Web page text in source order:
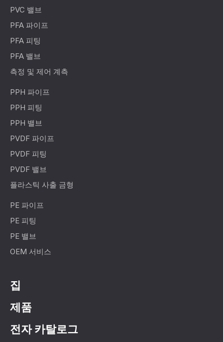
PVC 밸브
PFA 파이프
PFA 피팅
PFA 밸브
측정 및 제어 계측
PPH 파이프
PPH 피팅
PPH 밸브
PVDF 파이프
PVDF 피팅
PVDF 밸브
플라스틱 사출 금형
PE 파이프
PE 피팅
PE 밸브
OEM 서비스
집
제품
전자 카탈로그